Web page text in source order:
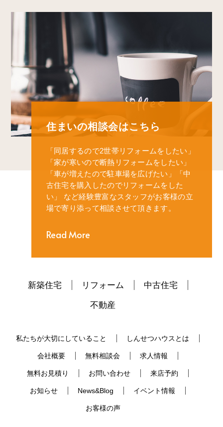
住まいの相談会はこちら
「同居するので2世帯リフォームをしたい」
「家が寒いので断熱リフォームをしたい」
「車が増えたので駐車場を広げたい」
「中
古住宅を購入したのでリフォームをした
い」
など経験豊富なスタッフがお客様の立
場で寄り添って相談させて頂きます。
Read More
新築住宅 リフォーム
中古住宅
不動産
私たちが大切にしていること しんせつハウスとは
会社概要 無料相談会 求人情報
無料お見積り お問い合わせ 来店予約
お知らせ News&Blog イベント情報
お客様の声